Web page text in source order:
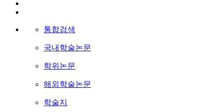
통합검색
국내학술논문
학위논문
해외학술논문
학술지